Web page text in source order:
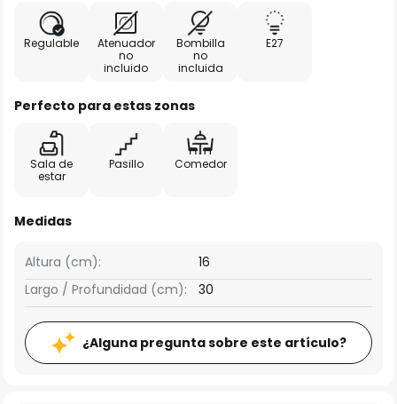
Regulable
Atenuador
no
incluido
Bombilla
no
incluida
E27
Perfecto para estas zonas
Sala de
estar
Pasillo Comedor
Medidas
Altura (cm):
16
Largo / Profundidad (cm):
30
¿Alguna pregunta sobre este artículo?